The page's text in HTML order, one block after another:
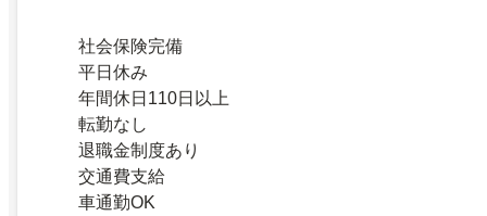
社会保険完備
平日休み
年間休日110日以上
転勤なし
退職金制度あり
交通費支給
車通勤OK